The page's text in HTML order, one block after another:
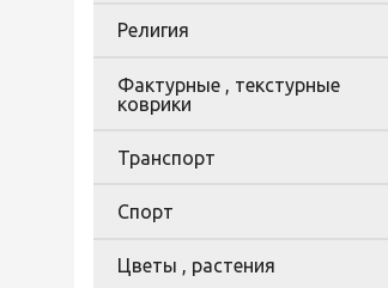
Религия
Фактурные , текстурные
коврики
Транспорт
Спорт
Цветы , растения